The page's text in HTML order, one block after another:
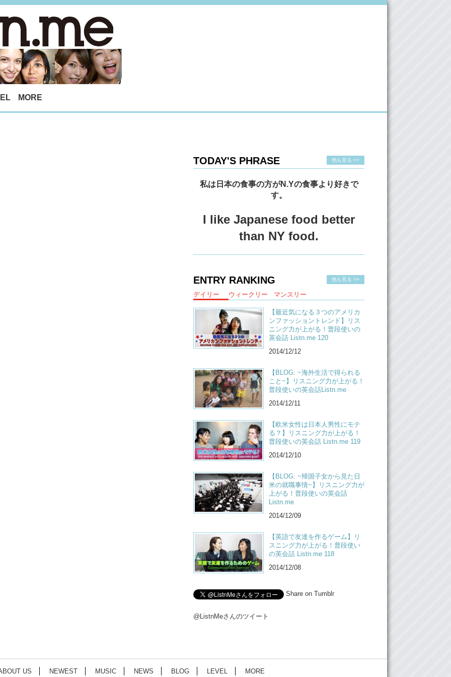
MORE
他も見る >>
TODAY'S PHRASE
私は日本の食事の方がN.Yの食事より好きで
す。
I like Japanese food better
than NY food.
他も見る >>
ENTRY RANKING
デイリー ウィークリー マンスリー
【最近気になる３つのアメリカ
ンファッショントレンド】リス
ニング力が上がる！普段使いの
英会話 Listn.me 120
2014/12/12
【BLOG: ~海外生活で得られる
こと~】リスニング力が上がる！
普段使いの英会話Listn.me
2014/12/11
【欧米女性は日本人男性にモテ
る？】リスニング力が上がる！
普段使いの英会話 Listn.me 119
2014/12/10
【BLOG: ~帰国子女から見た日
米の就職事情~】リスニング力が
上がる！普段使いの英会話
Listn.me
2014/12/09
【英語で友達を作るゲーム】リ
スニング力が上がる！普段使い
の英会話 Listn.me 118
2014/12/08
Share on Tumblr
@ListnMeさんのツイート
US NEWEST MUSIC NEWS BLOG LEVEL MORE